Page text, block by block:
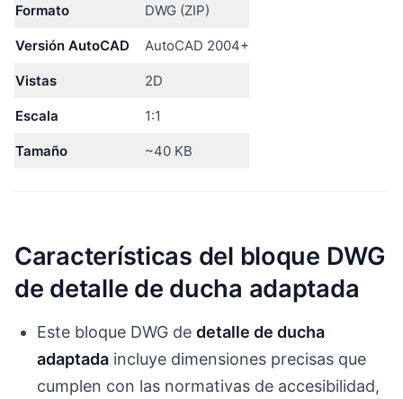
Formato DWG (ZIP)
Versión AutoCAD AutoCAD 2004+
Vistas 2D
Escala 1:1
Tamaño ~40 KB
Características del bloque DWG
de detalle de ducha adaptada
Este bloque DWG dedetalle de ducha
adaptada incluye dimensiones precisas que
cumplen con las normativas de accesibilidad,